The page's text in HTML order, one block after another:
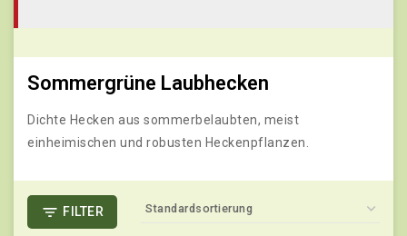
Sommergrüne Laubhecken
Dichte Hecken aus sommerbelaubten, meist
einheimischen und robusten Heckenpflanzen.
FILTER